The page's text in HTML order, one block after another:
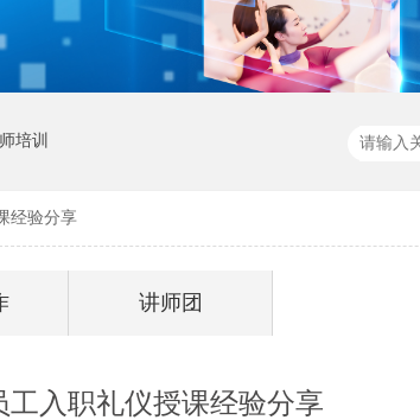
培训
经验分享
讲师团
入职礼仪授课经验分享